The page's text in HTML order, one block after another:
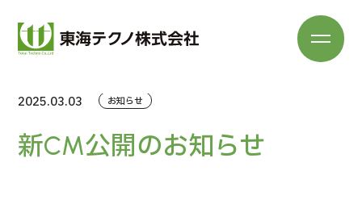
2025.03.03 お知らせ
新CM公開のお知らせ